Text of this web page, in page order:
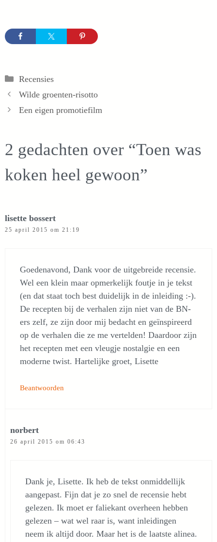
Categorieën
Recensies
Wilde groenten-risotto
Een eigen promotiefilm
2 gedachten over “Toen was
koken heel gewoon”
lisette bossert
25 april 2015 om 21:19
Goedenavond, Dank voor de uitgebreide recensie.
Wel een klein maar opmerkelijk foutje in je tekst
(en dat staat toch best duidelijk in de inleiding :-).
De recepten bij de verhalen zijn niet van de BN-
ers zelf, ze zijn door mij bedacht en geïnspireerd
op de verhalen die ze me vertelden! Daardoor zijn
het recepten met een vleugje nostalgie en een
moderne twist. Hartelijke groet, Lisette
Beantwoorden
norbert
26 april 2015 om 06:43
Dank je, Lisette. Ik heb de tekst onmiddellijk
aangepast. Fijn dat je zo snel de recensie hebt
gelezen. Ik moet er faliekant overheen hebben
gelezen – wat wel raar is, want inleidingen
neem ik altijd door. Maar het is de laatste alinea.